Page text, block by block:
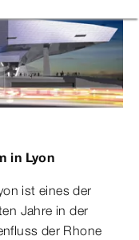
in Lyon
ist eines der
Jahre in der
der Rhone